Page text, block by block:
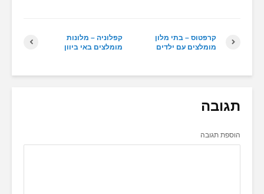
קפלוניה – מלונות
מומלצים באי ביוון
קרפטוס – בתי מלון
מומלצים עם ילדים
תגובה
הוספת תגובה